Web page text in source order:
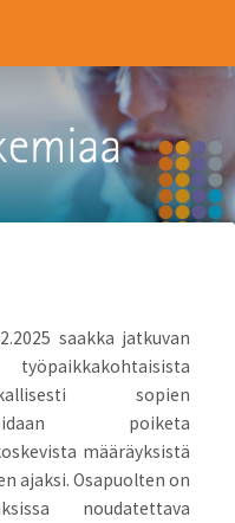
ry
saakka jatkuvan
sopien
poiketa
määräyksistä
ajaksi. Osapuolten on
noudatettava